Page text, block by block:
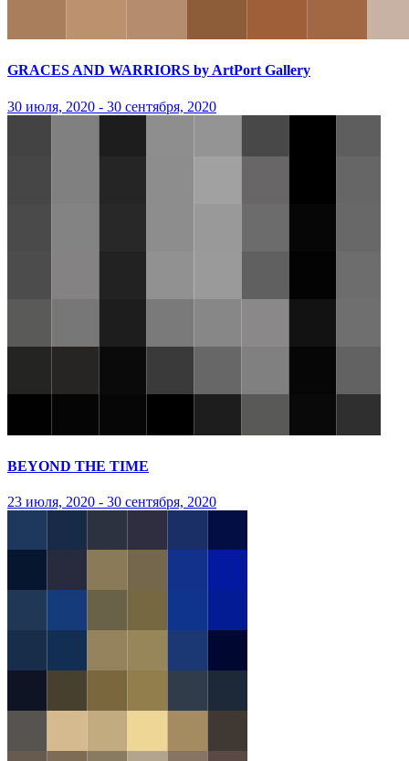
GRACES AND WARRIORS by ArtPort Gallery
30 июля, 2020 - 30 сентября, 2020
BEYOND THE TIME
23 июля, 2020 - 30 сентября, 2020